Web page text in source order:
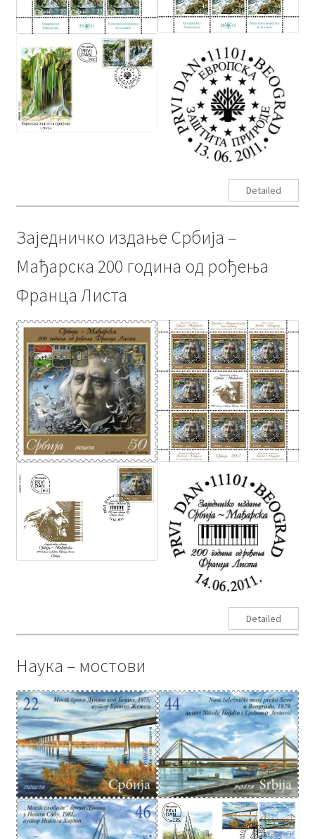
Detailed
Заједничко издање Србија –
Мађарска 200 година од рођења
Франца Листа
Detailed
Наука – мостови